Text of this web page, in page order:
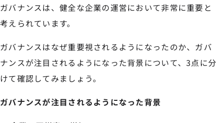
ガバナンスは、健全な企業の運営において非常に重要と
考えられています。
ガバナンスはなぜ重要視されるようになったのか、ガバ
ナンスが注目されるようになった背景について、3点に分
けて確認してみましょう。
ガバナンスが注目されるようになった背景